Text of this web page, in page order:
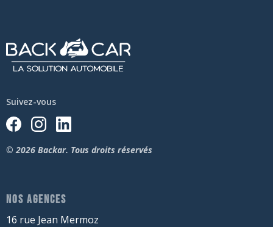
Suivez-vous
© 2026 Backar. Tous droits réservés
NOS AGENCES
16 rue Jean Mermoz